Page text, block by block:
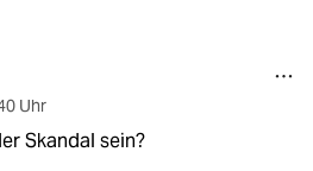
Uhr
Skandal sein?